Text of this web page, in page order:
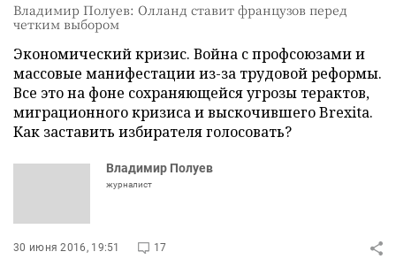
Владимир Полуев: Олланд ставит французов перед
четким выбором
Экономический кризис. Война с профсоюзами и
массовые манифестации из-за трудовой реформы.
Все это на фоне сохраняющейся угрозы терактов,
миграционного кризиса и выскочившего Brexita.
Как заставить избирателя голосовать?
Владимир Полуев
журналист
30 июня 2016, 19:51 17